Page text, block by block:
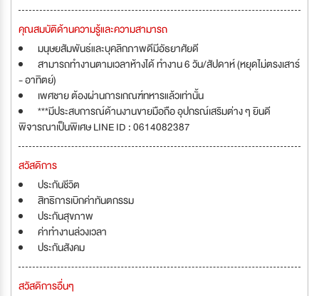
คุณสมบัติด้านความรู้และความสามารถ
มนุษยสัมพันธ์และบุคลิกภาพดีมีอัธยาศัยดี
สามารถทำงานตามเวลาห้างได้ ทำงาน 6 วัน/สัปดาห์ (หยุดไม่ตรงเสาร์
- อาทิตย์)
เพศชาย ต้องผ่านการเกณฑ์ทหารแล้วเท่านั้น
***มีประสบการณ์ด้านงานขายมือถือ อุปกรณ์เสริมต่าง ๆ ยินดี
พิจารณาเป็นพิเศษ LINE ID : 0614082387
สวัสดิการ
ประกันชีวิต
สิทธิการเบิกค่าทันตกรรม
ประกันสุขภาพ
ค่าทำงานล่วงเวลา
ประกันสังคม
สวัสดิการอื่นๆ